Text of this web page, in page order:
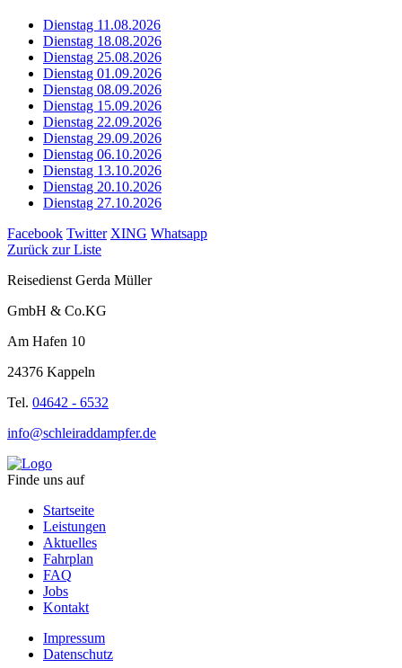
Dienstag 11.08.2026
Dienstag 18.08.2026
Dienstag 25.08.2026
Dienstag 01.09.2026
Dienstag 08.09.2026
Dienstag 15.09.2026
Dienstag 22.09.2026
Dienstag 29.09.2026
Dienstag 06.10.2026
Dienstag 13.10.2026
Dienstag 20.10.2026
Dienstag 27.10.2026
Facebook Twitter XING Whatsapp
Zurück zur Liste
Reisedienst Gerda Müller
GmbH & Co.KG
Am Hafen 10
24376 Kappeln
Tel. 04642 - 6532
info@schleiraddampfer.de
Finde uns auf
Startseite
Leistungen
Aktuelles
Fahrplan
FAQ
Jobs
Kontakt
Impressum
Datenschutz